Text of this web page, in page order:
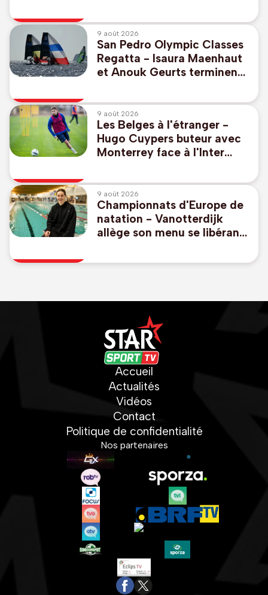
Melnikova, championne du
monde
9 août 2026
San Pedro Olympic Classes
Regatta - Isaura Maenhaut
et Anouk Geurts terminent
des JO de 2028
9 août 2026
Les Belges à l'étranger -
Hugo Cuypers buteur avec
Monterrey face à l'Inter
9 août 2026
Championnats d'Europe de
natation - Vanotterdijk
allège son menu se libérant
pas de relais mixte
Accueil
Actualités
Vidéos
Contact
Politique de confidentialité
Nos partenaires